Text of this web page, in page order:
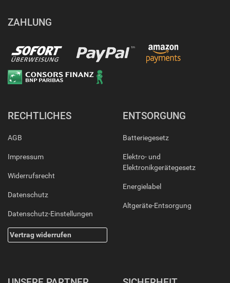
ZAHLUNG
RECHTLICHES
AGB
Impressum
Widerrufsrecht
Datenschutz
Datenschutz-Einstellungen
Vertrag widerrufen
ENTSORGUNG
Batteriegesetz
Elektro- und
Elektronikgerätegesetz
Energielabel
Altgeräte-Entsorgung